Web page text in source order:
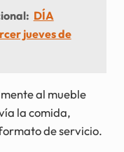
DÍA
jueves de
al mueble
la comida,
de servicio.